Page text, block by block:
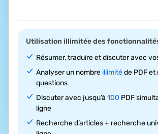
Utilisation illimitée des
Résumer, traduire et discuter avec
Analyser un nombre illimitéde PDF et
questions
Discuter avec jusqu’à 100 PDF
ligne
Recherche d’articles + recherche